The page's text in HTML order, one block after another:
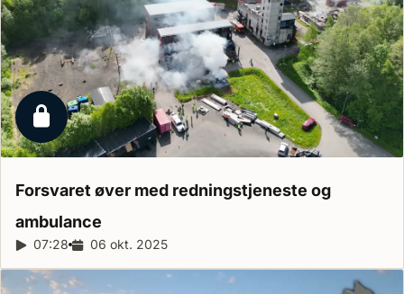
Låst reportage
Forsvaret øver med redningstjeneste og
ambulance
Reportagelængde:
07:28 Udgivelsesdato:
06 okt. 2025